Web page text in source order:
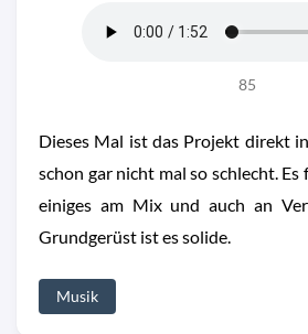
85
Dieses Mal ist das Projekt direkt
schon gar nicht mal so schlecht.
einiges am Mix und auch an
Grundgerüst ist es solide.
Musik